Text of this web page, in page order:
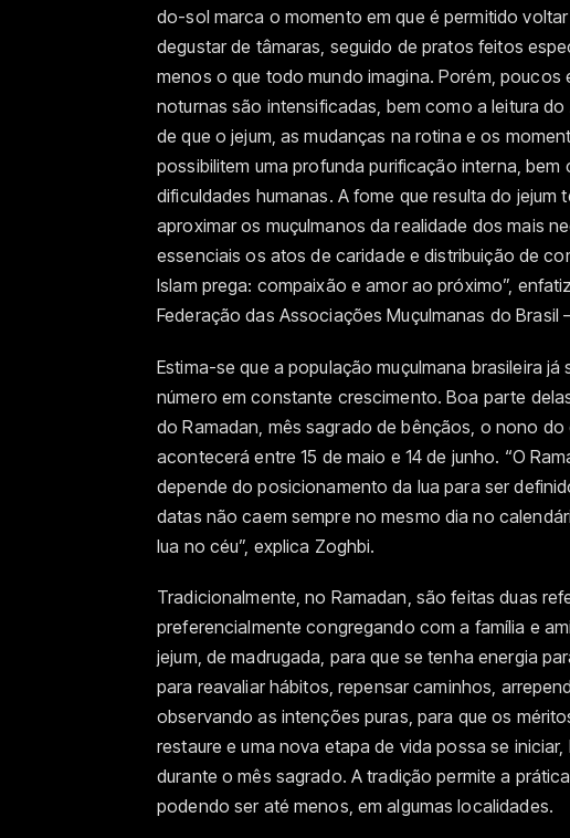
do-sol marca o momento em que é permitido
degustar de tâmaras, seguido de pratos feitos
menos o que todo mundo imagina. Porém, poucos
noturnas são intensificadas, bem como a leitura
de que o jejum, as mudanças na rotina e os
possibilitem uma profunda purificação interna,
dificuldades humanas. A fome que resulta do jejum
aproximar os muçulmanos da realidade dos mais
essenciais os atos de caridade e distribuição de
Islam prega: compaixão e amor ao próximo”,
Federação das Associações Muçulmanas do Brasil
Estima-se que a população muçulmana brasileira
número em constante crescimento. Boa parte
do Ramadan, mês sagrado de bênçãos, o nono
acontecerá entre 15 de maio e 14 de junho. “O
depende do posicionamento da lua para ser
datas não caem sempre no mesmo dia no
lua no céu”, explica Zoghbi.
Tradicionalmente, no Ramadan, são feitas duas
preferencialmente congregando com a família e
jejum, de madrugada, para que se tenha energia
para reavaliar hábitos, repensar caminhos,
observando as intenções puras, para que os
restaure e uma nova etapa de vida possa se
durante o mês sagrado. A tradição permite a
podendo ser até menos, em algumas localidades.